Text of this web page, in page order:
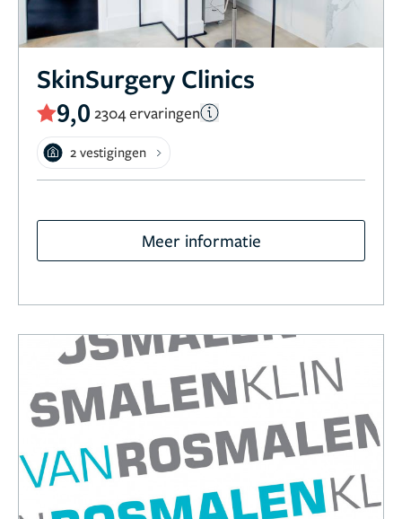
SkinSurgery Clinics
9,0 2304 ervaringen
2 vestigingen
Meer informatie